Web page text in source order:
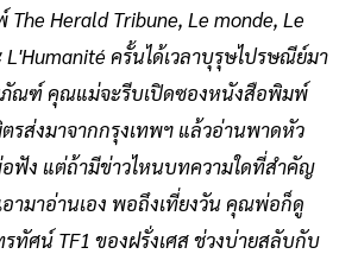
Herald Tribune, Le monde, Le
L'Humanité ครั้นได้เวลาบุรุษไปรษณีย์มา
ณฑ์ คุณแม่จะรีบเปิดซองหนังสือพิมพ์
รส่งมาจากกรุงเทพฯ แล้วอ่านพาดหัว
ฟัง แต่ถ้ามีข่าวไหนบทความใดที่สำคัญ
ามาอ่านเอง พอถึงเที่ยงวัน คุณพ่อก็ดู
รทัศน์ TF1 ของฝรั่งเศส ช่วงบ่ายสลับกับ